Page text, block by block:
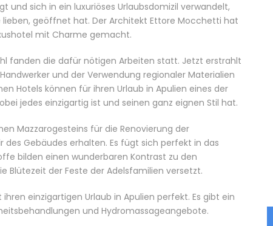
und sich in ein luxuriöses Urlaubsdomizil verwandelt,
lieben, geöffnet hat. Der Architekt Ettore Mocchetti hat
mit Charme gemacht.
fanden die dafür nötigen Arbeiten statt. Jetzt erstrahlt
und der Verwendung regionaler Materialien
Hotels können für ihren Urlaub in Apulien eines der
jedes einzigartig ist und seinen ganz eignen Stil hat.
Mazzarogesteins für die Renovierung der
Gebäudes erhalten. Es fügt sich perfekt in das
bilden einen wunderbaren Kontrast zu den
Blütezeit der Feste der Adelsfamilien versetzt.
einzigartigen Urlaub in Apulien perfekt. Es gibt ein
und Hydromassageangebote.